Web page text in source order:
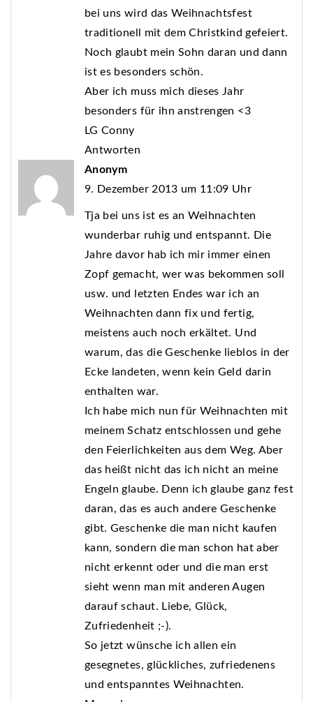
bei uns wird das Weihnachtsfest
traditionell mit dem Christkind gefeiert.
Noch glaubt mein Sohn daran und dann
ist es besonders schön.
Aber ich muss mich dieses Jahr
besonders für ihn anstrengen <3
LG Conny
Antworten
Anonym
9. Dezember 2013 um 11:09 Uhr
Tja bei uns ist es an Weihnachten
wunderbar ruhig und entspannt. Die
Jahre davor hab ich mir immer einen
Zopf gemacht, wer was bekommen soll
usw. und letzten Endes war ich an
Weihnachten dann fix und fertig,
meistens auch noch erkältet. Und
warum, das die Geschenke lieblos in der
Ecke landeten, wenn kein Geld darin
enthalten war.
Ich habe mich nun für Weihnachten mit
meinem Schatz entschlossen und gehe
den Feierlichkeiten aus dem Weg. Aber
das heißt nicht das ich nicht an meine
Engeln glaube. Denn ich glaube ganz fest
daran, das es auch andere Geschenke
gibt. Geschenke die man nicht kaufen
kann, sondern die man schon hat aber
nicht erkennt oder und die man erst
sieht wenn man mit anderen Augen
darauf schaut. Liebe, Glück,
Zufriedenheit ;-).
So jetzt wünsche ich allen ein
gesegnetes, glückliches, zufriedenens
und entspanntes Weihnachten.